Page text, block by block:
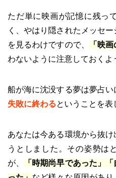
ただ単に映画が記憶に残っ
く、やはり隠されたメッセ
を見るわけですので、
「映
わないように注意しておくよ
船が海に沈没する夢は夢占い
失敗に終わるということを表
あなたは今ある環境から抜
うとしました。その姿勢は
が、
「時期尚早であった」